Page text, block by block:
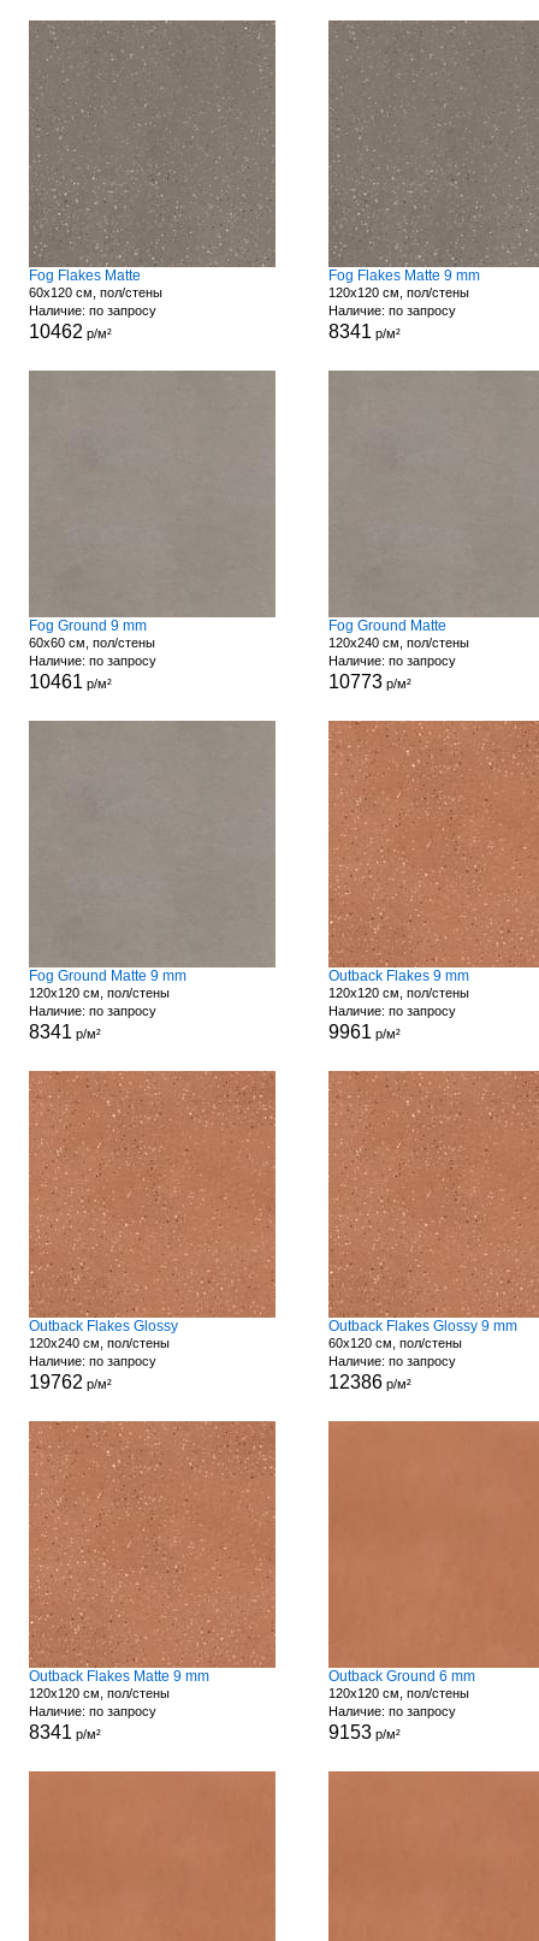
Fog Flakes Matte
60x120 см, пол/стены
Наличие: по запросу
10462 р/м²
Fog Flakes Matte 9 mm
120x120 см, пол/стены
Наличие: по запросу
8341 р/м²
Fog Ground 9 mm
60x60 см, пол/стены
Наличие: по запросу
10461 р/м²
Fog Ground Matte
120x240 см, пол/стены
Наличие: по запросу
10773р/м²
Fog Ground Matte 9 mm
120x120 см, пол/стены
Наличие: по запросу
8341 р/м²
Outback Flakes 9 mm
120x120 см, пол/стены
Наличие: по запросу
9961 р/м²
Outback Flakes Glossy
120x240 см, пол/стены
Наличие: по запросу
19762 р/м²
Outback Flakes Glossy 9 mm
60x120 см, пол/стены
Наличие: по запросу
12386р/м²
Outback Flakes Matte 9 mm
120x120 см, пол/стены
Наличие: по запросу
8341 р/м²
Outback Ground 6 mm
120x120 см, пол/стены
Наличие: по запросу
9153р/м²